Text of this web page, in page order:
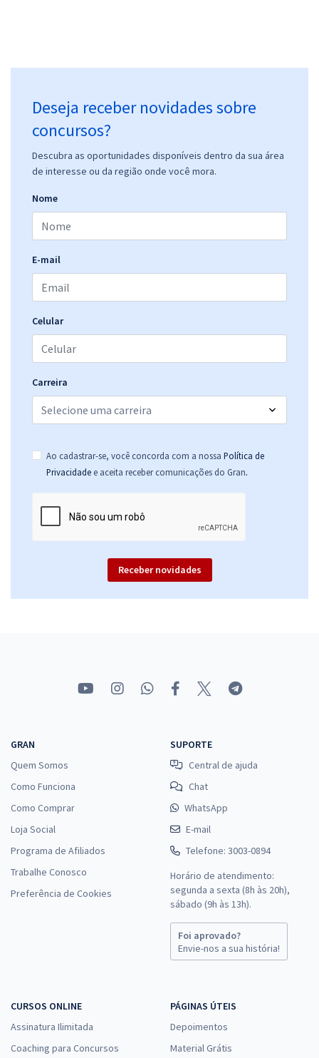
Deseja receber novidades sobre
concursos?
Descubra as oportunidades disponíveis dentro da sua área
de interesse ou da região onde você mora.
Nome
E-mail
Celular
Carreira
Ao cadastrar-se, você concorda com a nossa Política de
Privacidade e aceita receber comunicações do Gran.
Receber novidades
GRAN
Quem Somos
Como Funciona
Como Comprar
Loja Social
Programa de Afiliados
Trabalhe Conosco
Preferência de Cookies
SUPORTE
Central de ajuda
Chat
WhatsApp
E-mail
Telefone: 3003-0894
Horário de atendimento:
segunda a sexta (8h às 20h),
sábado (9h às 13h).
Foi aprovado?
Envie-nos a sua história!
CURSOS ONLINE
Assinatura Ilimitada
Coaching para Concursos
PÁGINAS ÚTEIS
Depoimentos
Material Grátis